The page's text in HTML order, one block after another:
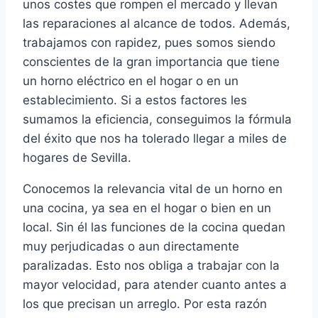
unos costes que rompen el mercado y llevan
las reparaciones al alcance de todos. Además,
trabajamos con rapidez, pues somos siendo
conscientes de la gran importancia que tiene
un horno eléctrico en el hogar o en un
establecimiento. Si a estos factores les
sumamos la eficiencia, conseguimos la fórmula
del éxito que nos ha tolerado llegar a miles de
hogares de Sevilla.
Conocemos la relevancia vital de un horno en
una cocina, ya sea en el hogar o bien en un
local. Sin él las funciones de la cocina quedan
muy perjudicadas o aun directamente
paralizadas. Esto nos obliga a trabajar con la
mayor velocidad, para atender cuanto antes a
los que precisan un arreglo. Por esta razón